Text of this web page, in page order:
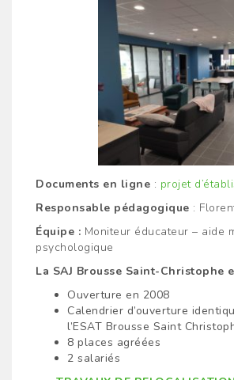
Documents en ligne : projet
Responsable pédagogique :
Équipe : Moniteur éducateur – aide
psychologique
La SAJ Brousse Saint-Christophe
Ouverture en 2008
Calendrier d’ouverture
l’ESAT Brousse Saint
8 places agréées
2 salariés